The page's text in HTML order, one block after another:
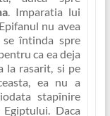
. Imparatia lui
nu avea
se întinda spre
ca ea deja
la rasarit, si pe
ea nu a
stapînire
Daca